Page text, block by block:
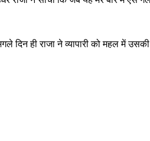
दिन ही राजा ने व्यापारी को महल में उसकी